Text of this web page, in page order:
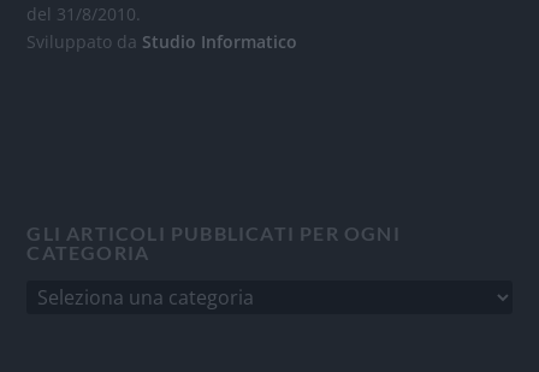
del 31/8/2010.
Sviluppato da Studio Informatico
GLI ARTICOLI PUBBLICATI PER OGNI
CATEGORIA